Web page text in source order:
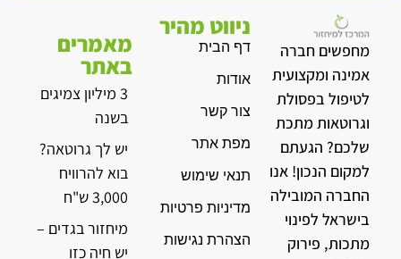
מחפשים חברה
אמינה ומקצועית
לטיפול בפסולת
וגרוטאות מתכת
שלכם? הגעתם
למקום הנכון! אנו
החברה המובילה
בישראל לפינוי
מתכות, פירוק
ניווט מהיר
דף הבית
אודות
צור קשר
מפת אתר
תנאי שימוש
מדיניות פרטיות
הצהרת נגישות
מאמרים
באתר
3 מיליון צמיגים
בשנה
יש לך גרוטאה?
בוא להרוויח
3,000 ש"ח
מיחזור בגדים –
יש חיה כזו